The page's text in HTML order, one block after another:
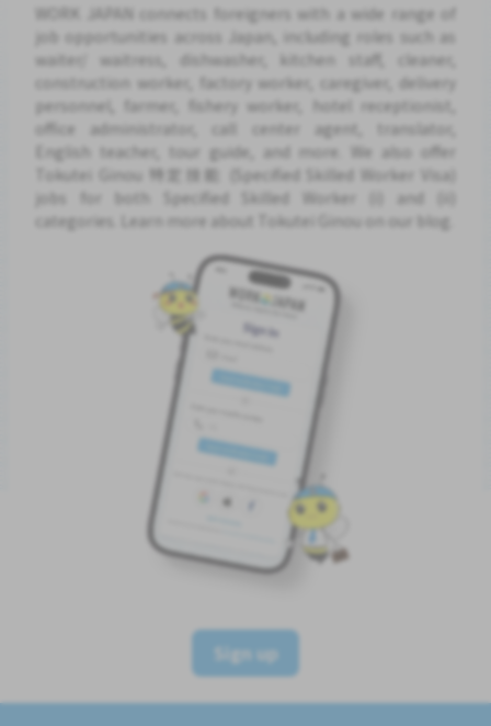
WORK JAPAN connects foreigners with a wide range of
job opportunities across Japan, including roles such as
waiter/ waitress, dishwasher, kitchen staff, cleaner,
construction worker, factory worker, caregiver, delivery
personnel, farmer, fishery worker, hotel receptionist,
office administrator, call center agent, translator,
English teacher, tour guide, and more. We also offer
Tokutei Ginou 特定技能 (Specified Skilled Worker Visa)
jobs for both Specified Skilled Worker (i) and (ii)
categories. Learn more about Tokutei Ginou on our blog.
Sign up